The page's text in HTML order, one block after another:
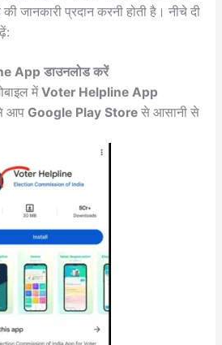
जानकारी प्रदान करनी होती है। नीचे दी
App डाउनलोड करें
मेंVoter Helpline App
आप Google Play Storeसे आसानी से